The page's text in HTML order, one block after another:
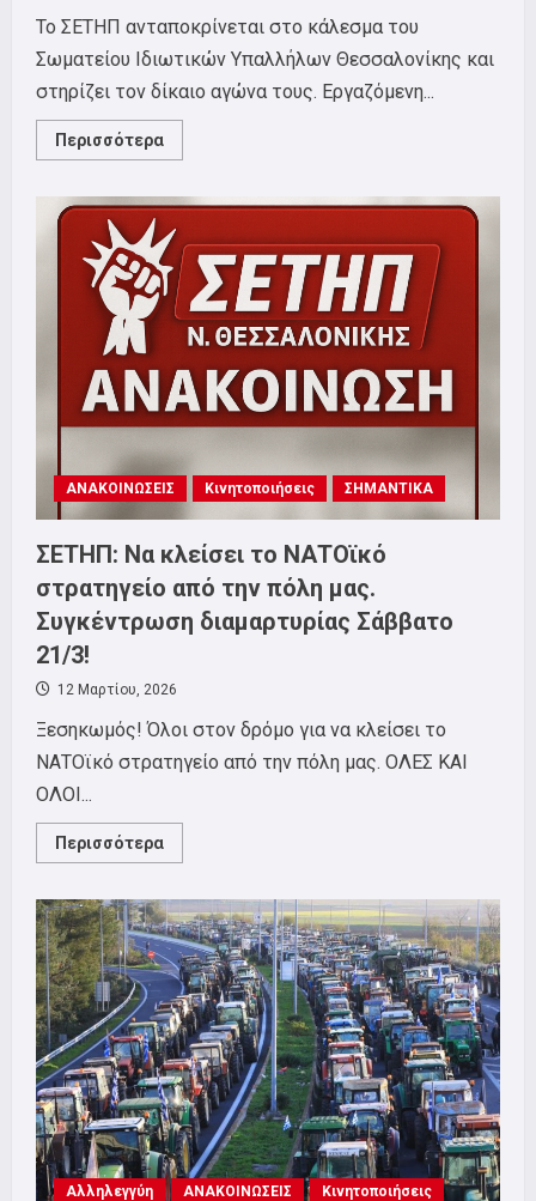
Το ΣΕΤΗΠ ανταποκρίνεται στο κάλεσμα του
Σωματείου Ιδιωτικών Υπαλλήλων Θεσσαλονίκης και
στηρίζει τον δίκαιο αγώνα τους. Εργαζόμενη...
Περισσότερα
more
παρθεί
η
εκδικητική
απόλυση
εργαζόμενης
από
τη
διοίκηση
VIPA
HELLAS!
ΑΝΑΚΟΙΝΩΣΕΙΣ Κινητοποιήσεις ΣΗΜΑΝΤΙΚΑ
ΣΕΤΗΠ: Να κλείσει το ΝΑΤΟϊκό
στρατηγείο από την πόλη μας.
Συγκέντρωση διαμαρτυρίας Σάββατο
21/3!
12 Μαρτίου, 2026
Ξεσηκωμός! Όλοι στον δρόμο για να κλείσει το
ΝΑΤΟϊκό στρατηγείο από την πόλη μας. ΟΛΕΣ ΚΑΙ
ΟΛΟΙ...
Περισσότερα
more
Να
κλείσει
το
ΝΑΤΟϊκό
στρατηγείο
από
την
πόλη
μας.
Συγκέντρωση
διαμαρτυρίας
Σάββατο
21/3!
Αλληλεγγύη ΑΝΑΚΟΙΝΩΣΕΙΣ Κινητοποιήσεις